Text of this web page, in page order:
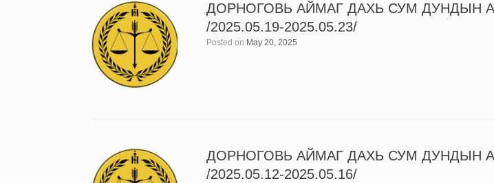
ДОРНОГОВЬ АЙМАГ ДАХЬ СУМ ДУНДЫН
/2025.05.19-2025.05.23/
Posted on May 20, 2025
ДОРНОГОВЬ АЙМАГ ДАХЬ СУМ ДУНДЫН
/2025.05.12-2025.05.16/